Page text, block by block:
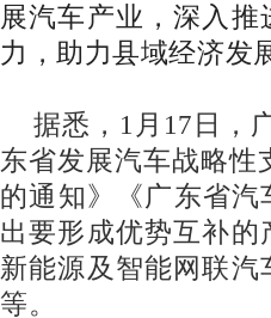
展汽车产业，深入
力，助力县域经济发
据悉，1月17日，
东省发展汽车战略
的通知》《广东省汽
出要形成优势互补
新能源及智能网联
等。